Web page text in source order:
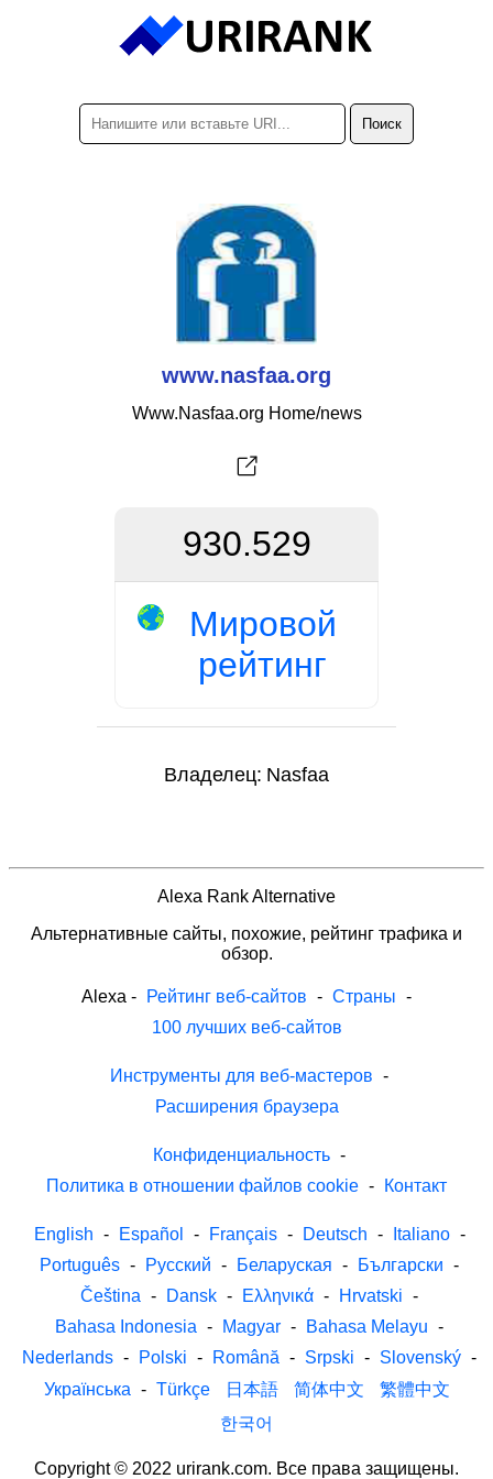
www.nasfaa.org
Www.Nasfaa.org Home/news
930.529
Мировой
рейтинг
Владелец: Nasfaa
Alexa Rank Alternative
Альтернативные сайты, похожие, рейтинг трафика и
обзор.
Alexa - Рейтинг веб-сайтов - Страны -
100 лучших веб-сайтов
Инструменты для веб-мастеров -
Расширения браузера
Конфиденциальность -
Политика в отношении файлов cookie - Контакт
English - Español - Français - Deutsch - Italiano -
Português - Русский - Беларуская - Български -
Čeština - Dansk - Ελληνικά - Hrvatski -
Bahasa Indonesia - Magyar - Bahasa Melayu -
Nederlands - Polski - Română - Srpski - Slovenský -
Українська - Türkçe 日本語 简体中文
繁體中文
한국어
Copyright © 2022 urirank.com. Все права защищены.